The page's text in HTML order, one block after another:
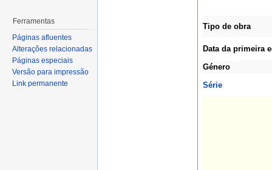
Tipo de obra
Data da primeira
Género
Série
Ferramentas
Páginas afluentes
Alterações relacionadas
Páginas especiais
Versão para impressão
Link permanente